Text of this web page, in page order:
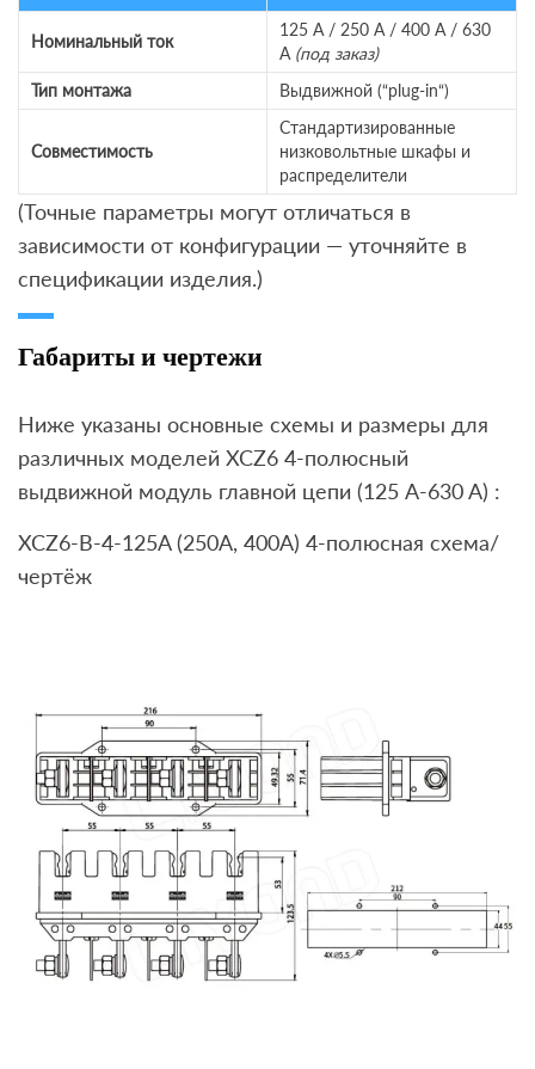
Номинальный ток
125 A / 250 A / 400 A / 630
A (под заказ)
Тип монтажа
Выдвижной (“plug-in“)
Совместимость
Стандартизированные
низковольтные шкафы и
распределители
(Точные параметры могут отличаться в
зависимости от конфигурации — уточняйте в
спецификации изделия.)
Габариты и чертежи
Ниже указаны основные схемы и размеры для
различных моделей XCZ6 4-полюсный
выдвижной модуль главной цепи (125 A-630 A) :
XCZ6-B-4-125A (250A, 400A) 4-полюсная схема/
чертёж